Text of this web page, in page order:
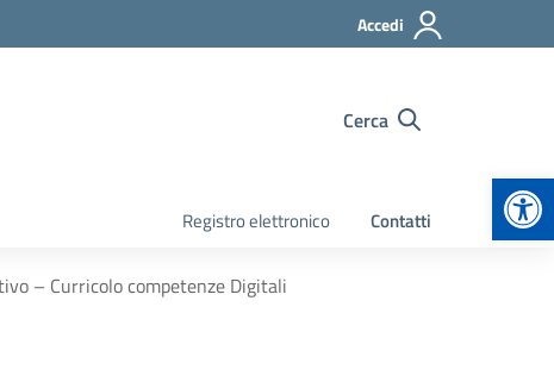
Accedi
Cerca
Registro elettronico Contatti
– Curricolo competenze Digitali